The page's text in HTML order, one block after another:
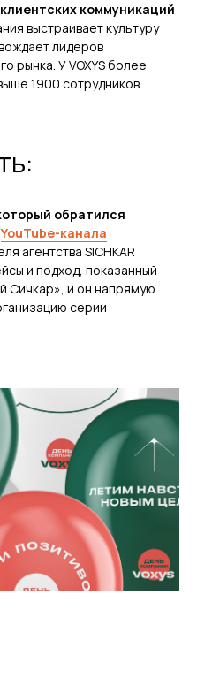
коммуникаций
выстраивает культуру
лидеров
рынка. У VOXYS более
1900 сотрудников.
обратился
YouTube-канала
агентства SICHKAR
и подход, показанный
Сичкар», и он напрямую
серии